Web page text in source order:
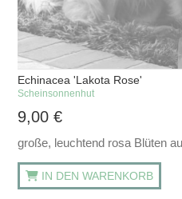
Echinacea 'Lakota Rose'
Scheinsonnenhut
9,00€
große, leuchtend rosa Blüten
IN DEN WARENKORB